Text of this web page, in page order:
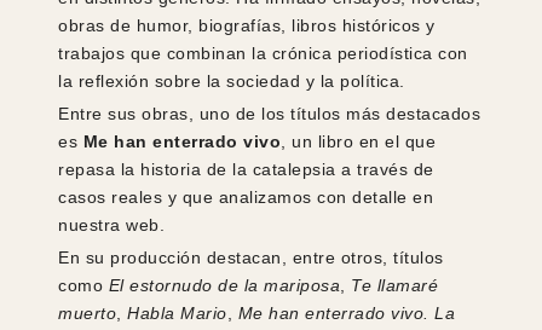
obras de humor, biografías, libros históricos y
trabajos que combinan la crónica periodística con
la reflexión sobre la sociedad y la política.
Entre sus obras, uno de los títulos más destacados
es Me han enterrado vivo , un libro en el que
repasa la historia de la catalepsia a través de
casos reales y que analizamos con detalle en
nuestra web.
En su producción destacan, entre otros, títulos
como El estornudo de la mariposa
Te llamaré
muerto Habla Mario
Me han enterrado vivo. La